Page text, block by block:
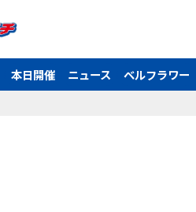
本日開催 ニュース ベルフラワー